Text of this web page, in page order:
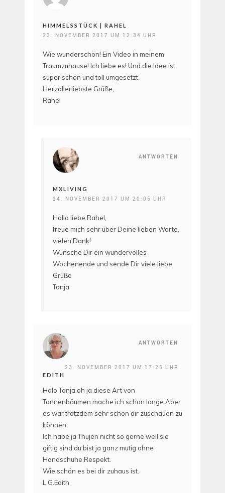
HIMMELSSTÜCK | RAHEL
23. NOVEMBER 2017 UM 12:34 UHR
Wie wunderschön! Ein Video in meinem
Traumzuhause! Ich liebe es! Und die Idee ist
super schön und toll umgesetzt.
Herzallerliebste Grüße,
Rahel
ANTWORTEN
MXLIVING
24. NOVEMBER 2017 UM 20:05 UHR
Hallo liebe Rahel,
freue mich sehr über Deine lieben Worte,
vielen Dank!
Wünsche Dir ein wundervolles
Wochenende und sende Dir viele liebe
Grüße
Tanja
ANTWORTEN
EDITH
23. NOVEMBER 2017 UM 17:25 UHR
Halo Tanja,oh ja diese Art von
Tannenbäumen mache ich schon lange.Aber
es war trotzdem sehr schön dir zuschauen zu
können.
Ich habe ja Thujen nicht so gerne weil sie
giftig sind,du bist ja ganz mutig ohne
Handschuhe,Respekt.
Wie schön es bei dir zuhaus ist.
L.G.Edith